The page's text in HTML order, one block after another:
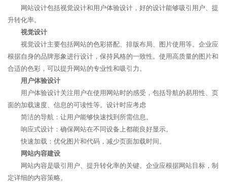
网站设计包括视觉设计和用户体验设计，好的设计能够吸引用户、提
升转化率。
视觉设计
视觉设计主要包括网站的色彩搭配、排版布局、图片使用等。企业应
根据自身的品牌形象进行设计，保持风格的一致性。使用高质量的图片和
合适的色彩，可以提升网站的专业性和吸引力。
用户体验设计
用户体验设计关注用户在使用网站时的感受，包括导航的易用性、页
面的加载速度、信息的可读性等。设计时应考虑
简洁的导航：让用户能够快速找到所需信息。
响应式设计：确保网站在不同设备上都能良好显示。
快速加载：优化图片和代码，减少页面加载时间。
网站内容建设
网站内容是吸引用户、提升转化率的关键。企业应根据网站目标，制
定详细的内容策略。